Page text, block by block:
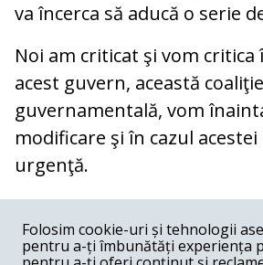
va încerca să aducă o serie
Noi am criticat şi vom
acest guvern, această coaliţie
guvernamentală, vom
modificare şi în cazul
urgenţă.
COMENTARII
Nume
Folosim cookie-uri și tehnologii
pentru a-ți îmbunătăți experiența